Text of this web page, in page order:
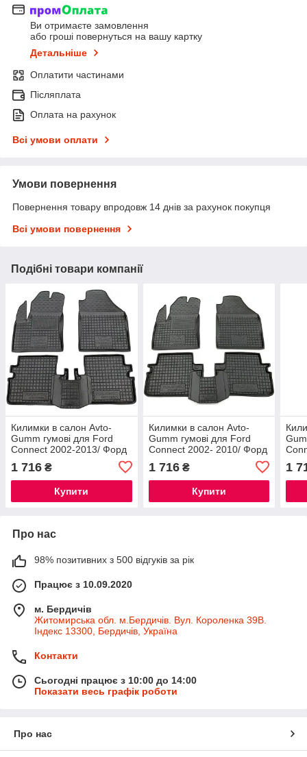
Ви отримаєте замовлення
або гроші повернуться на вашу картку
Детальніше
Оплатити частинами
Післяплата
Оплата на рахунок
Всі умови оплати
Умови повернення
Повернення товару впродовж 14 днів за рахунок покупця
Всі умови повернення
Подібні товари компанії
Килимки в салон Avto-
Gumm гумові для Ford
Connect 2002-2013/ Форд
база)
1 716 ₴
Купити
Килимки в салон Avto-
Gumm гумові для Ford
Connect 2002- 2010/ Форд
Конект 2002- (довга база)
1 716₴
Купити
1
Про нас
98% позитивних з 500 відгуків за рік
Працює з 10.09.2020
м. Бердичів
Житомирська обл. м.Бердичів. Вул. Короленка 39В.
Індекс 13300, Бердичів, Україна
Контакти
Сьогодні працює з 10:00 до 14:00
Показати весь графік роботи
Про нас